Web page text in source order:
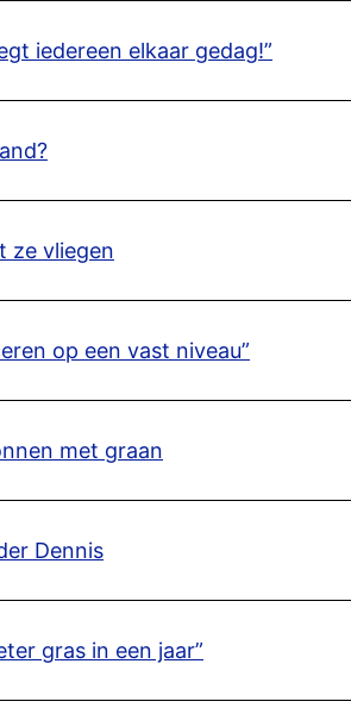
iedereen elkaar gedag!”
ze vliegen
op een vast niveau”
met graan
Dennis
gras in een jaar”